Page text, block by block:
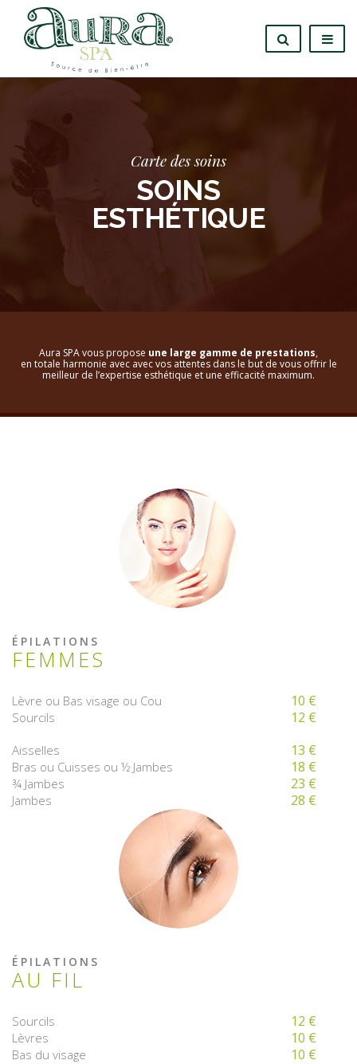
Carte des soins
SOINS
ESTHÉTIQUE
Aura SPA vous propose une large gamme de prestations,
en totale harmonie avec avec vos attentes dans le but de vous offrir le
meilleur de l’expertise esthétique et une efficacité maximum.
ÉPILATIONS
FEMMES
Lèvre ou Bas visage ou Cou 10 €
Sourcils 12 €
Aisselles 13 €
Bras ou Cuisses ou ½ Jambes 18 €
¾ Jambes 23 €
Jambes 28 €
ÉPILATIONS
AU FIL
Sourcils 12 €
Lèvres 10 €
Bas du visage 10 €